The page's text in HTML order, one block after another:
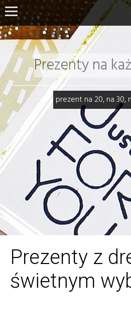
Prezenty na
prezent na 20, na 30,
Prezenty z
świetnym